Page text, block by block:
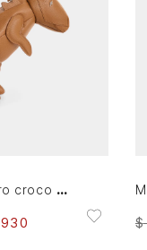
Manos libres en cuero croco para hombre Dino
930 $